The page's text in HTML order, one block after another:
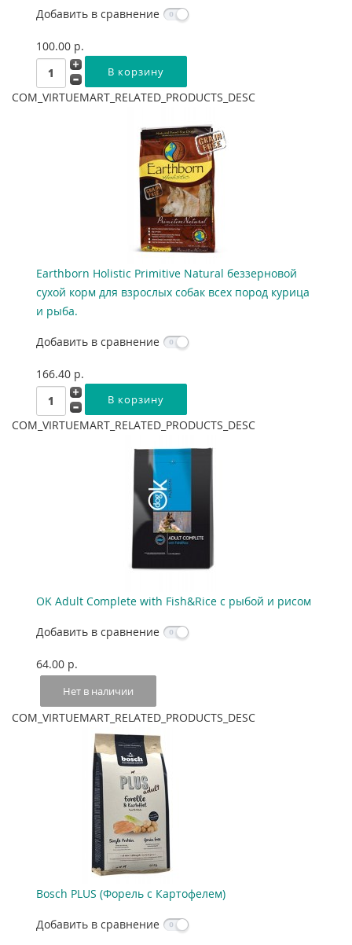
Добавить в сравнение
100.00 p.
COM_VIRTUEMART_RELATED_PRODUCTS_DESC
Earthborn Holistic Primitive Natural беззерновой
сухой корм для взрослых собак всех пород курица
и рыба.
Добавить в сравнение
166.40 p.
COM_VIRTUEMART_RELATED_PRODUCTS_DESC
OK Adult Complete with Fish&Rice с рыбой и рисом
Добавить в сравнение
64.00 p.
Нет в наличии
COM_VIRTUEMART_RELATED_PRODUCTS_DESC
Bosch PLUS (Форель с Картофелем)
Добавить в сравнение